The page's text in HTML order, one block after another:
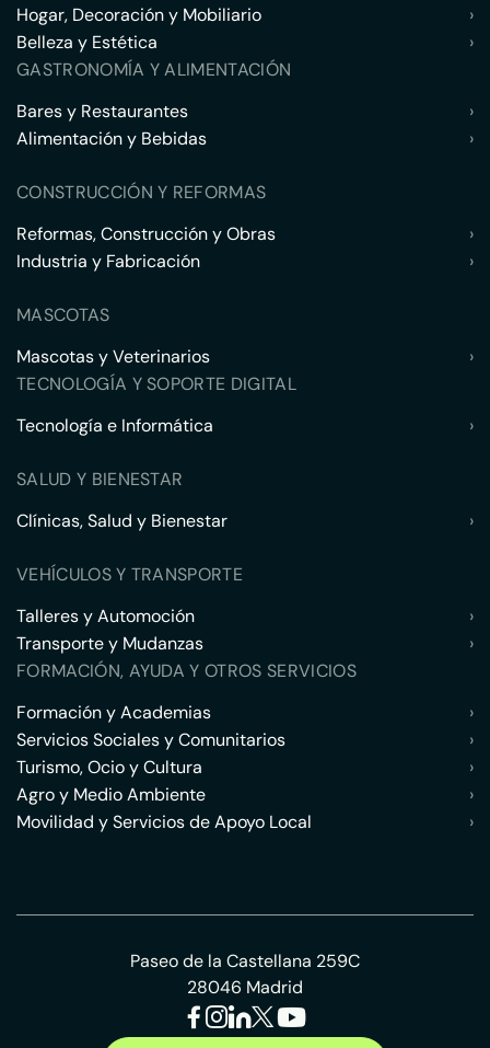
Hogar, Decoración y Mobiliario
›
Belleza y Estética
›
GASTRONOMÍA Y ALIMENTACIÓN
Bares y Restaurantes
›
Alimentación y Bebidas
›
CONSTRUCCIÓN Y REFORMAS
Reformas, Construcción y Obras
›
Industria y Fabricación
›
MASCOTAS
Mascotas y Veterinarios
›
TECNOLOGÍA Y SOPORTE DIGITAL
Tecnología e Informática
›
SALUD Y BIENESTAR
Clínicas, Salud y Bienestar
›
VEHÍCULOS Y TRANSPORTE
Talleres y Automoción
›
Transporte y Mudanzas
›
FORMACIÓN, AYUDA Y OTROS SERVICIOS
Formación y Academias
›
Servicios Sociales y Comunitarios
›
Turismo, Ocio y Cultura
›
Agro y Medio Ambiente
›
Movilidad y Servicios de Apoyo Local
›
Paseo de la Castellana 259C
28046 Madrid